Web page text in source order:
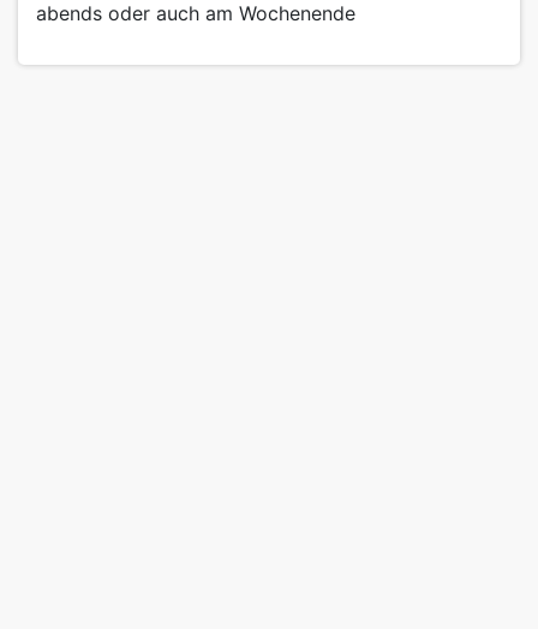
abends oder auch am Wochenende